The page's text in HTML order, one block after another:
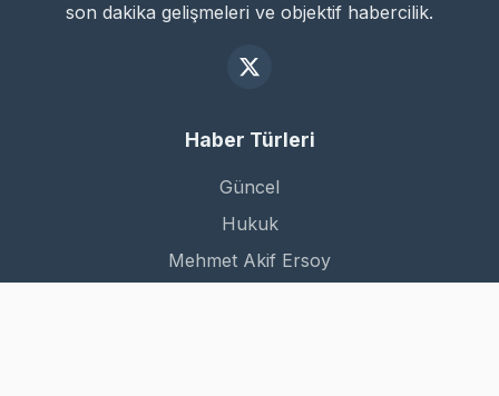
son dakika gelişmeleri ve objektif habercilik.
Haber Türleri
Güncel
Hukuk
Mehmet Akif Ersoy